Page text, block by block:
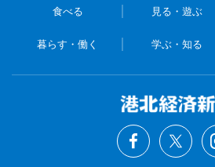
食べる 見る・遊ぶ
暮らす・働く 学ぶ・知る